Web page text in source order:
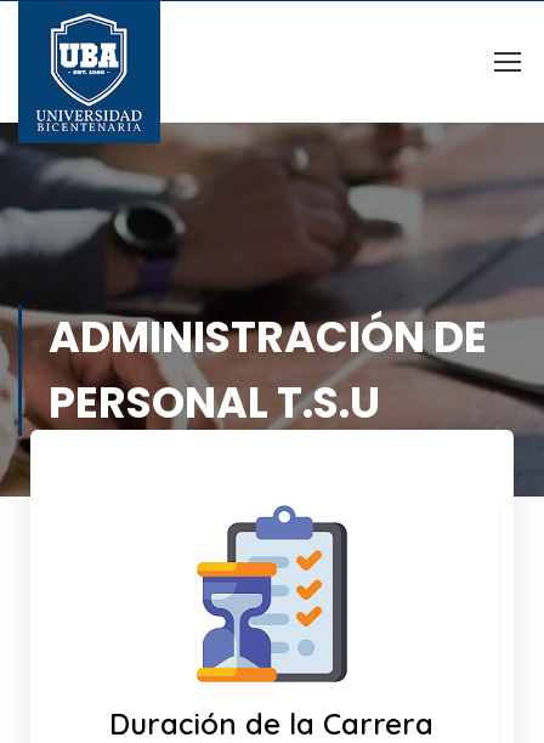
ADMINISTRACIÓN DE
PERSONAL T.S.U
Duración de la Carrera